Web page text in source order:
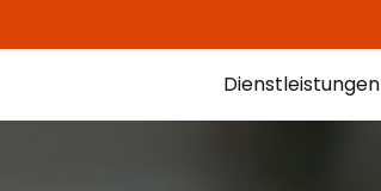
Dienstleistungen